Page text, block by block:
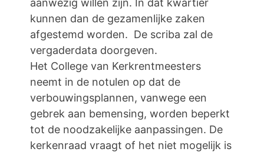
kunnen dan de gezamenlijke zaken
afgestemd worden. De scriba zal de
vergaderdata doorgeven.
Het College van Kerkrentmeesters
neemt in de notulen op dat de
verbouwingsplannen, vanwege een
gebrek aan bemensing, worden beperkt
tot de noodzakelijke aanpassingen. De
kerkenraad vraagt of het niet mogelijk is